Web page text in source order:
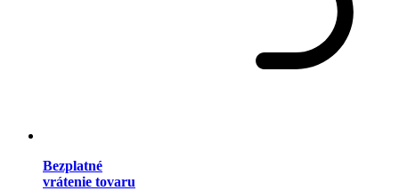
Bezplatné
vrátenie tovaru